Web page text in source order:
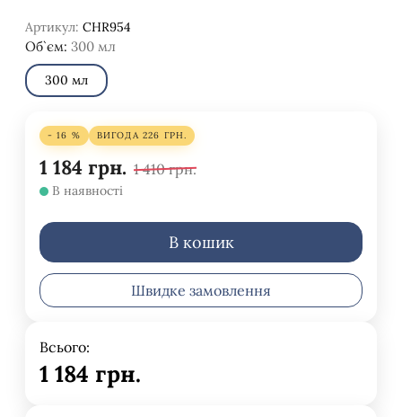
Артикул: CHR954
Об`єм: 300 мл
300 мл
- 16 % ВИГОДА 226 ГРН.
1 184 грн. 1 410 грн.
В наявності
В кошик
Швидке замовлення
Всього:
1 184 грн.